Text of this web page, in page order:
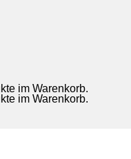
im Warenkorb.
im Warenkorb.